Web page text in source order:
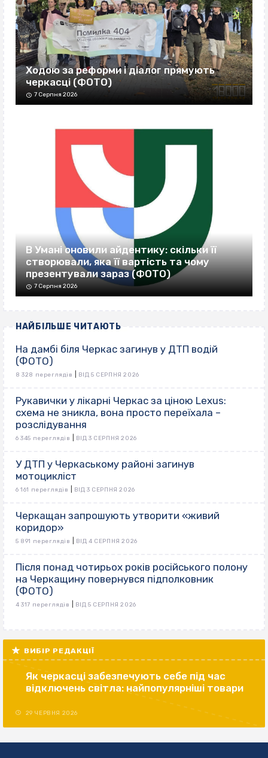
Ходою за реформи і діалог прямують
черкасці (ФОТО)
7 Серпня 2026
В Умані оновили айдентику: скільки її
створювали, яка її вартість та чому
презентували зараз (ФОТО)
7 Серпня 2026
НАЙБІЛЬШЕ ЧИТАЮТЬ
На дамбі біля Черкас загинув у ДТП водій
(ФОТО)
8 328 переглядів ВІД 5 СЕРПНЯ 2026
Рукавички у лікарні Черкас за ціною Lexus:
схема не зникла, вона просто переїхала –
розслідування
6 345 переглядів ВІД 3 СЕРПНЯ 2026
У ДТП у Черкаському районі загинув
мотоцикліст
6 161 переглядів ВІД 3 СЕРПНЯ 2026
Черкащан запрошують утворити «живий
коридор»
5 891 переглядів ВІД 4 СЕРПНЯ 2026
Після понад чотирьох років російського полону
на Черкащину повернувся підполковник
(ФОТО)
4 317 переглядів ВІД 5 СЕРПНЯ 2026
ВИБІР РЕДАКЦІЇ
Як черкасці забезпечують себе під час
відключень світла: найпопулярніші товари
29 ЧЕРВНЯ 2026